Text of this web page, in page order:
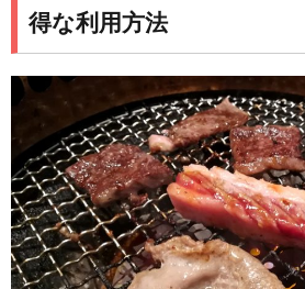
得な利用方法